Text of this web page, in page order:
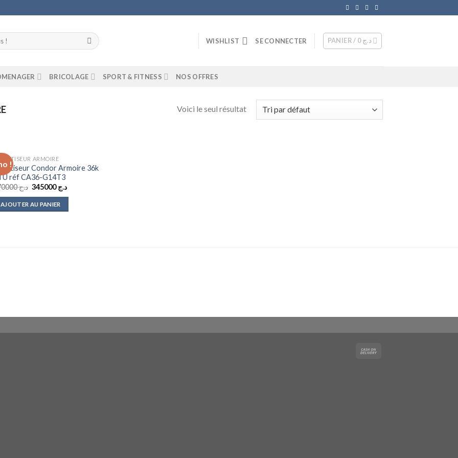
WISHLIST SE CONNECTER PANIER / د.ج0
BRICOLAGE SPORT & FITNESS NOS OFFRES
Voici le seul résultat
!
Add to
wishlist
ARMOIRE
Condor Armoire 36k
réf CA36-G14T3
د.ج370000
Le
initial
était :
د.ج345000
Le
AJOUTER AU PANIER